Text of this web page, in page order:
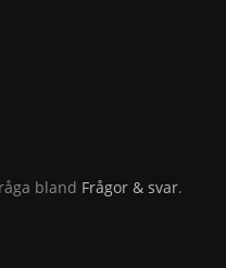
bland Frågor & svar.